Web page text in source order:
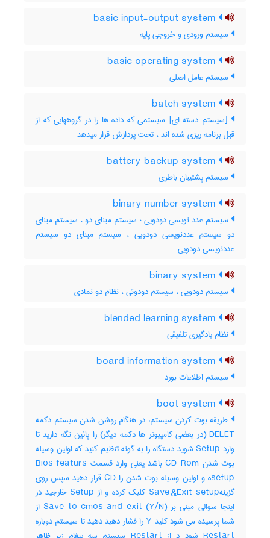
سیستم ورودی و خروجی پایه
سیستم عامل اصلی
[سیستم دسته ای] سیستمی که داده ها را در گروههایی که از
قبل برنامه ریزی شده اند ، تحت پردازش قرار میدهد
سیستم پشتیبان باطری
سیستم عدد نویسی دودویی ؛ سیستم مبنای دو ، سیستم مبنای
دو سیستم عددنویسی دودویی ، سیستم مبنای دو سیستم
عددنویسی دودویی
سیستم دودویی ، سیستم دودوئی ، نظام دو نمادی
نظام یادگیری تلفیقی
سیستم اطلاعات بورد
طریقه بوت کردن سیستم: در هنگام روشن شدن سیستم دکمه
DELET (در بعضی کامپیوتر ها دکمه دیگر) را پائین نگه دارید تا
وارد Setup شوید دستگاه را به گونه تنظیم کنید که اولین وسیله
بوت شدن CD-Rom باشد یعنی وارد قسمت Bios featurs
setupه و اولین وسیله بوت شدن را CD قرار دهید سپس روی
گزینهSave &Exit setup کلیک کرده و از Setup خارجید در
اینجا سوالی مبنی بر (Save to cmos and exit (Y/N از
شما پرسیده می شود کلید Y را فشار دهید دهید تا سیستم دوباره